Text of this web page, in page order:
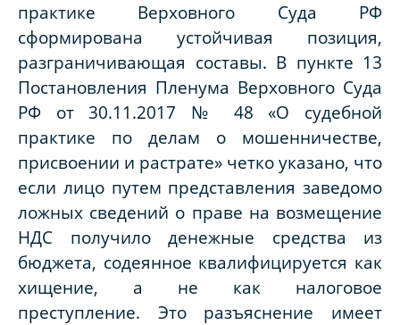
практике Верховного Суда РФ
сформирована устойчивая позиция,
разграничивающая составы. В пункте 13
Постановления Пленума Верховного Суда
РФ от 30.11.2017 № 48 «О судебной
практике по делам о мошенничестве,
присвоении и растрате» четко указано, что
если лицо путем представления заведомо
ложных сведений о праве на возмещение
НДС получило денежные средства из
бюджета, содеянное квалифицируется как
хищение, а не как налоговое
преступление. Это разъяснение имеет